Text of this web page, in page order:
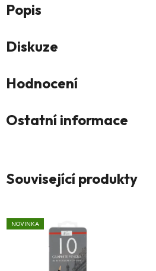
Popis
Diskuze
Hodnocení
Ostatní informace
Související produkty
NOVINKA